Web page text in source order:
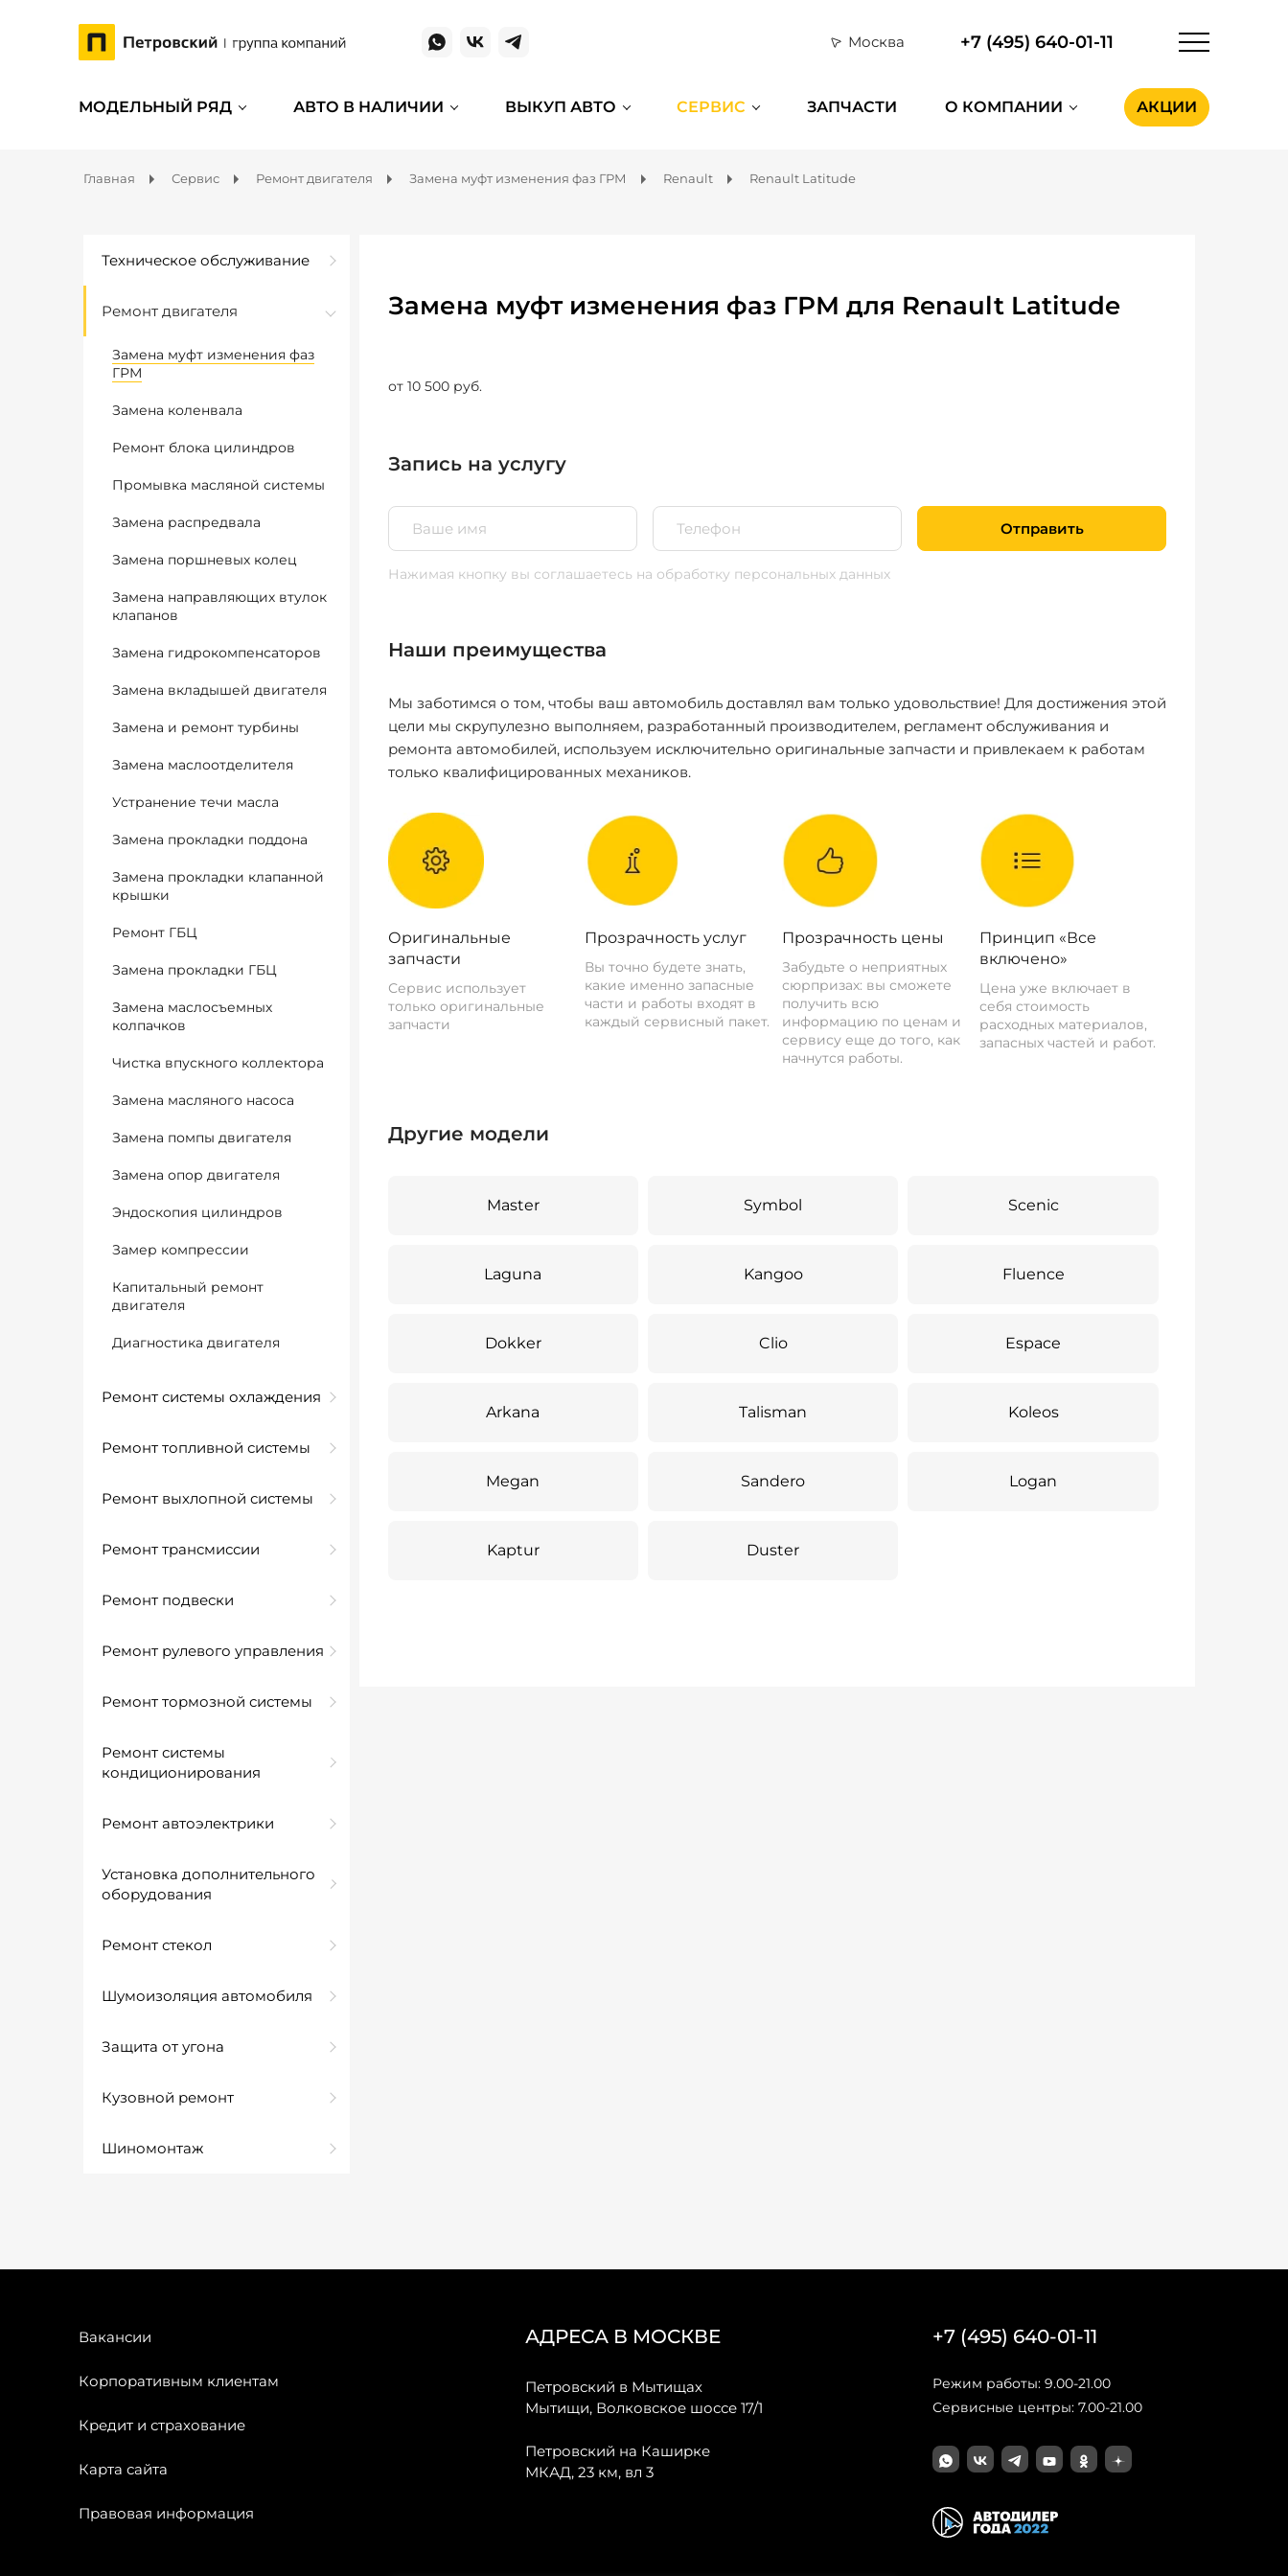
Москва +7 (495) 640-01-11
МОДЕЛЬНЫЙ РЯД АВТО В НАЛИЧИИ ВЫКУП АВТО СЕРВИС ЗАПЧАСТИ О КОМПАНИИ АКЦИИ
Главная Сервис Ремонт двигателя Замена муфт изменения фаз ГРМ Renault Renault Latitude
Техническое обслуживание
Ремонт двигателя
Замена муфт изменения фаз
ГРМ
Замена коленвала
Ремонт блока цилиндров
Промывка масляной системы
Замена распредвала
Замена поршневых колец
Замена направляющих втулок
клапанов
Замена гидрокомпенсаторов
Замена вкладышей двигателя
Замена и ремонт турбины
Замена маслоотделителя
Устранение течи масла
Замена прокладки поддона
Замена прокладки клапанной
крышки
Ремонт ГБЦ
Замена прокладки ГБЦ
Замена маслосъемных
колпачков
Чистка впускного коллектора
Замена масляного насоса
Замена помпы двигателя
Замена опор двигателя
Эндоскопия цилиндров
Замер компрессии
Капитальный ремонт
двигателя
Диагностика двигателя
Ремонт системы охлаждения
Ремонт топливной системы
Ремонт выхлопной системы
Ремонт трансмиссии
Ремонт подвески
Ремонт рулевого управления
Ремонт тормозной системы
Ремонт системы
кондиционирования
Ремонт автоэлектрики
Установка дополнительного
оборудования
Ремонт стекол
Шумоизоляция автомобиля
Защита от угона
Кузовной ремонт
Шиномонтаж
Замена муфт изменения фаз ГРМ для Renault Latitude
от 10 500 руб.
Запись на услугу
Отправить
Нажимая кнопку вы соглашаетесь на обработку персональных данных
Наши преимущества
Мы заботимся о том, чтобы ваш автомобиль доставлял вам только удовольствие! Для достижения этой
цели мы скрупулезно выполняем, разработанный производителем, регламент обслуживания и
ремонта автомобилей, используем исключительно оригинальные запчасти и привлекаем к работам
только квалифицированных механиков.
Оригинальные
запчасти
Сервис использует
только оригинальные
запчасти
Прозрачность услуг
Вы точно будете знать,
какие именно запасные
части и работы входят в
каждый сервисный пакет.
Прозрачность цены
Забудьте о неприятных
сюрпризах: вы сможете
получить всю
информацию по ценам и
сервису еще до того, как
начнутся работы.
Принцип «Все
включено»
Цена уже включает в
себя стоимость
расходных материалов,
запасных частей и работ.
Другие модели
Master Symbol Scenic
Laguna Kangoo Fluence
Dokker Clio Espace
Arkana Talisman Koleos
Megan Sandero Logan
Kaptur Duster
Вакансии
Корпоративным клиентам
Кредит и страхование
Карта сайта
Правовая информация
АДРЕСА В МОСКВЕ
Петровский в Мытищах
Мытищи, Волковское шоссе 17/1
Петровский на Каширке
МКАД, 23 км, вл 3
+7 (495) 640-01-11
Режим работы: 9.00-21.00
Сервисные центры: 7.00-21.00